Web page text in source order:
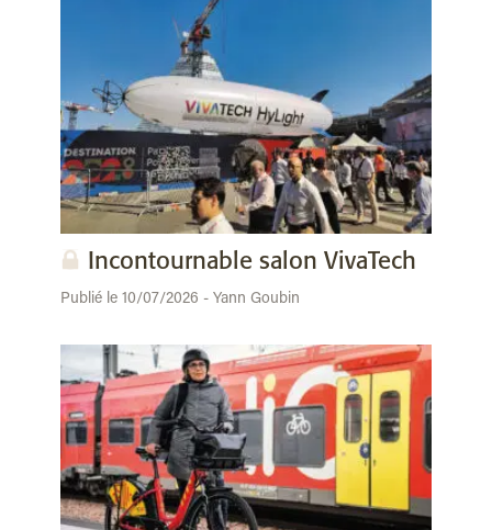
Incontournable salon VivaTech
Publié le 10/07/2026 - Yann Goubin